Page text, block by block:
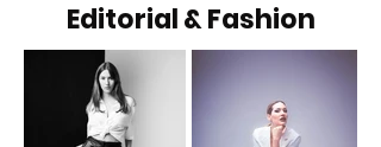
Editorial & Fashion